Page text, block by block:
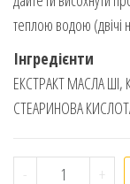
теплою водою (двічі
Інгредієнти
ЕКСТРАКТ МАСЛА ШІ,
СТЕАРИНОВА
- Bobana.+